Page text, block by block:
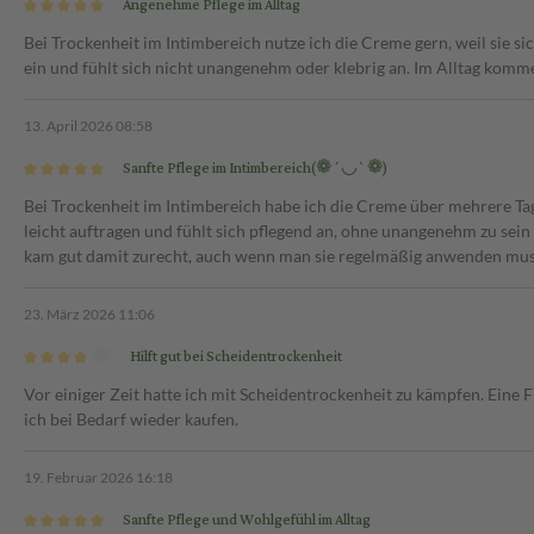
zur Anwendung in der
– vorzugsweise vor dem
Bei Trockenheit im Intimbereich nutze ich die Creme gern, weil sie
ein und fühlt sich nicht unangenehm oder klebrig an. Im Alltag
13. April 2026 08:58
Sanfte Pflege im Intimbereich(❁´◡`❁)
Bei Trockenheit im Intimbereich habe ich die Creme über mehrere
leicht auftragen und fühlt sich pflegend an, ohne unangenehm zu
kam gut damit zurecht, auch wenn man sie regelmäßig anwenden
23. März 2026 11:06
Hilft gut bei Scheidentrockenheit
Vor einiger Zeit hatte ich mit Scheidentrockenheit zu kämpfen. Eine
ich bei Bedarf wieder kaufen.
19. Februar 2026 16:18
Sanfte Pflege und Wohlgefühl im Alltag